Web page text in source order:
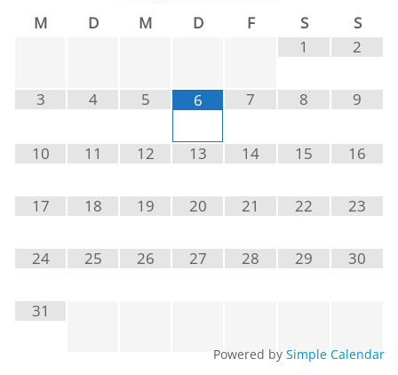
M D M D F S
S
1
2
3 4 5 6 7 8 9
10 11 12 13 14 15 16
17 18 19 20 21 22 23
24 25 26 27 28 29 30
31
Powered by Simple Calendar